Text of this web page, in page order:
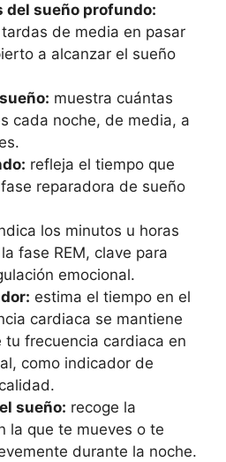
del sueño profundo:
de media en pasar
a alcanzar el sueño
muestra cuántas
cada noche, de media, a
refleja el tiempo que
reparadora de sueño
los minutos u horas
fase REM, clave para
emocional.
estima el tiempo en el
cardiaca se mantiene
tu frecuencia cardiaca en
como indicador de
sueño: recoge la
la que te mueves o te
durante la noche.